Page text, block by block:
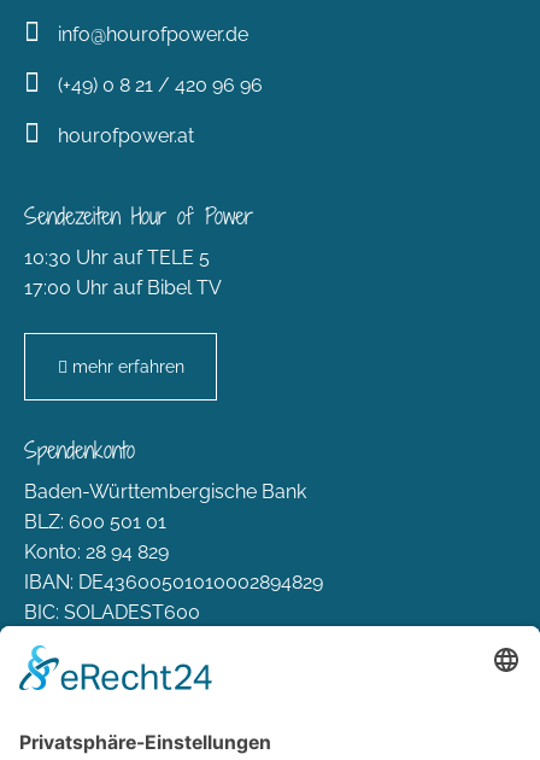
info@hourofpower.de
(+49) 0 8 21 / 420 96 96
hourofpower.at
Sendezeiten Hour of Power
10:30 Uhr auf TELE 5
17:00 Uhr auf Bibel TV
mehr erfahren
Spendenkonto
Baden-Württembergische Bank
BLZ: 600 501 01
Konto: 28 94 829
IBAN: DE43600501010002894829
BIC: SOLADEST600
Rechtliches
Versand & Lieferung